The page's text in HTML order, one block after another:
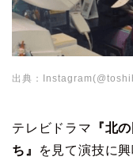
出典：
テレビドラマ 『北
ち』
を見て演技に